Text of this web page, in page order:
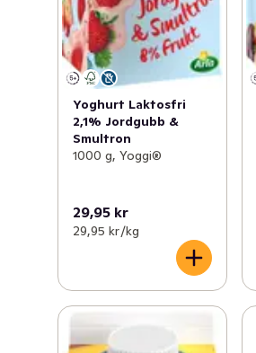
Yoghurt Laktosfri
2,1% Jordgubb &
Smultron
1000 g, Yoggi®
29,95 kr
29,95 kr /kg